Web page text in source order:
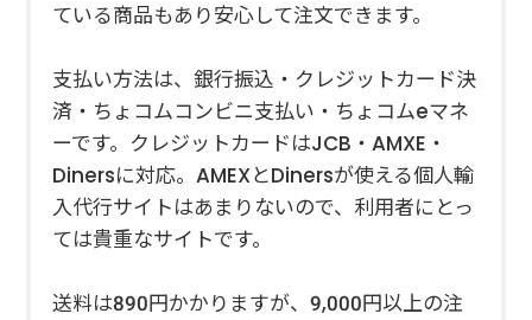
ている商品もあり安心して注文できます。
支払い方法は、銀行振込・クレジットカード決
済・ちょコムコンビニ支払い・ちょコムeマネ
ーです。クレジットカードはJCB・AMXE・
Dinersに対応。AMEXとDinersが使える個人輸
入代行サイトはあまりないので、利用者にとっ
ては貴重なサイトです。
送料は890円かかりますが、9,000円以上の注